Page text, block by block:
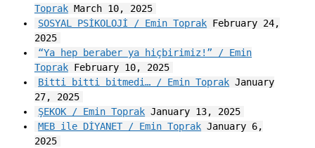
ToprakMarch 10, 2025
SOSYAL PSİKOLOJİ / Emin Toprak February 24,
2025
“Ya hep beraber ya hiçbirimiz!” / Emin
ToprakFebruary 10, 2025
Bitti bitti bitmedi… / Emin Toprak January
27, 2025
ŞEKOK / Emin Toprak January 13, 2025
MEB ile DİYANET / Emin Toprak January 6,
2025